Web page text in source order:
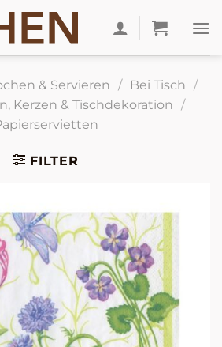
& Servieren / Bei Tisch /
Kerzen & Tischdekoration /
FILTER